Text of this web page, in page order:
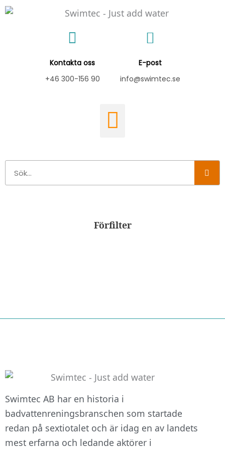
Hoppa
Kontakta oss
+46 300-156 90
E-post
info@swimtec.se
Förfilter
Swimtec AB har en historia i
badvattenreningsbranschen som startade
redan på sextiotalet och är idag en av landets
mest erfarna och ledande aktörer i